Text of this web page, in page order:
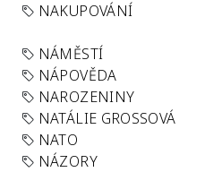
NAKUPOVÁNÍ
NÁMĚSTÍ
NÁPOVĚDA
NAROZENINY
NATÁLIE GROSSOVÁ
NATO
NÁZORY